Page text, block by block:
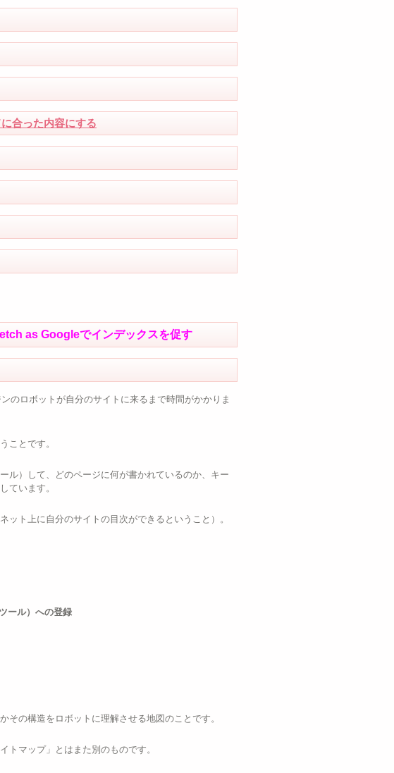
合った内容にする
as Googleでインデックスを促す
のロボットが自分のサイトに来るまで時間がかかりま
ことです。
ル）して、どのページに何が書かれているのか、キー
ています。
ト上に自分のサイトの目次ができるということ）。
ール）への登録
その構造をロボットに理解させる地図のことです。
トマップ」とはまた別のものです。